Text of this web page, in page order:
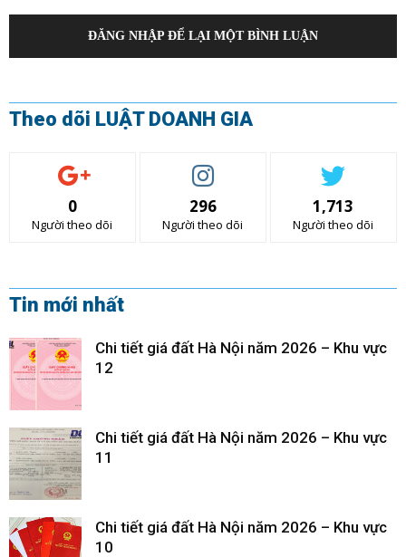
ĐĂNG NHẬP ĐỂ LẠI MỘT BÌNH LUẬN
Theo dõi LUẬT DOANH GIA
0
Người theo dõi
296
Người theo dõi
1,713
Người theo dõi
Tin mới nhất
Chi tiết giá đất Hà Nội năm 2026 – Khu vực
12
Chi tiết giá đất Hà Nội năm 2026 – Khu vực
11
Chi tiết giá đất Hà Nội năm 2026 – Khu vực
10